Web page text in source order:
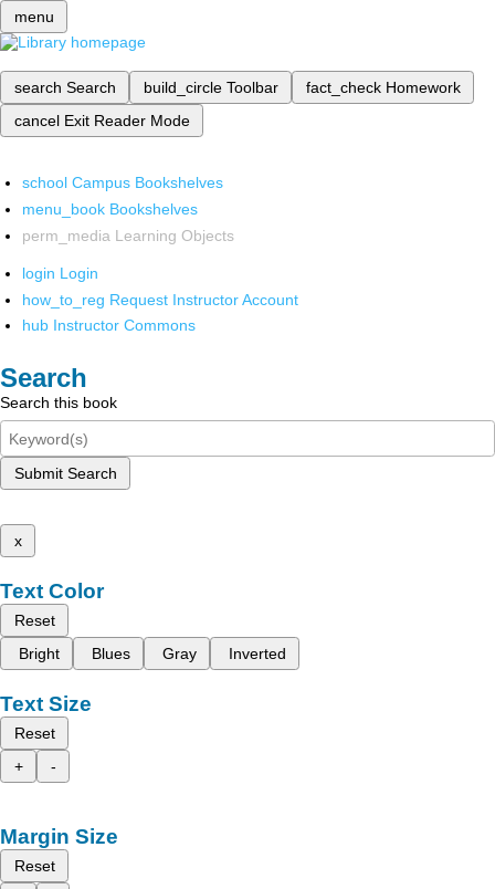
menu
search Search build_circle Toolbar fact_check Homework
cancel Exit Reader Mode
school Campus Bookshelves
menu_book Bookshelves
perm_media Learning Objects
login Login
how_to_reg Request Instructor Account
hub Instructor Commons
Search
Search this book
Submit Search
x
Text Color
Reset
Bright
Blues Gray Inverted
Text Size
Reset
+
-
Margin Size
Reset